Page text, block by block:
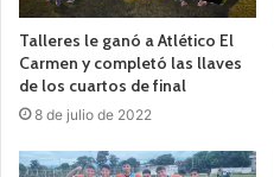
Talleres le ganó a Atlético El
Carmen y completó las llaves
de los cuartos de final
8 de julio de 2022